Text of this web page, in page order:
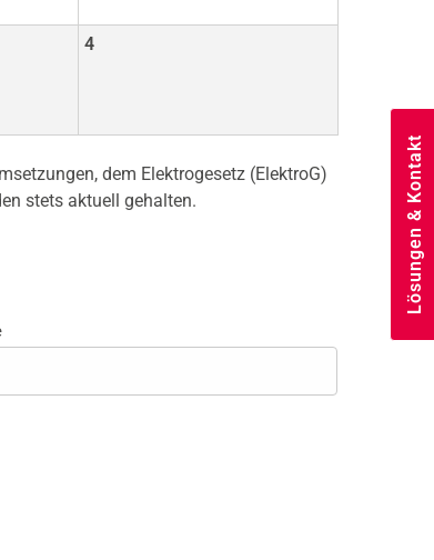
4
dem Elektrogesetz (ElektroG)
stets aktuell gehalten.
Lösungen & Kontakt